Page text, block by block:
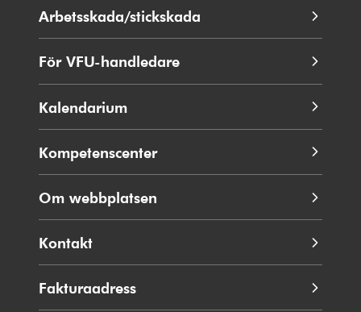
fönster
Arbetsskada/stickskada
För VFU-handledare
Kalendarium
Kompetenscenter
Om webbplatsen
Kontakt
Fakturaadress